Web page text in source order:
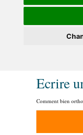
Ecrire
Comment bien